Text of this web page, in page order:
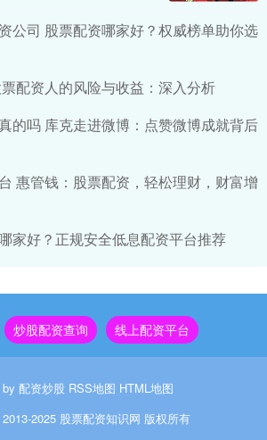
公司 股票配资哪家好？权威榜单助你选
配资人的风险与收益：深入分析
的吗 库克走进微博：点赞微博成就背后
惠管钱：股票配资，轻松理财，财富增
家好？正规安全低息配资平台推荐
炒股配资查询 线上配资平台
配资炒股 RSS地图 HTML地图
2025 股票配资知识网 版权所有